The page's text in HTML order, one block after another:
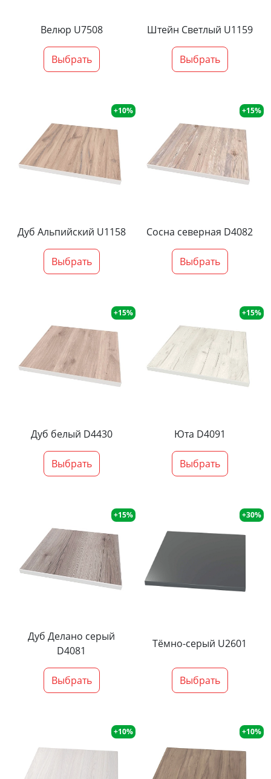
Велюр U7508
Выбрать
Штейн Светлый U1159
Выбрать
+10%
Дуб Альпийский U1158
Выбрать
+15%
Сосна северная D4082
Выбрать
+15%
Дуб белый D4430
Выбрать
+15%
Юта D4091
Выбрать
+15%
Дуб Делано серый
D4081
Выбрать
+30%
Тёмно-серый U2601
Выбрать
+10% +10%